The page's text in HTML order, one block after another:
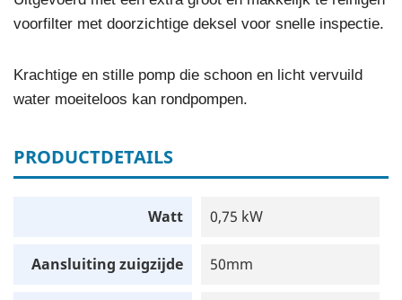
voorfilter met doorzichtige deksel voor snelle inspectie.
Krachtige en stille pomp die schoon en licht vervuild
water moeiteloos kan rondpompen.
PRODUCTDETAILS
Watt 0,75 kW
Aansluiting zuigzijde 50mm